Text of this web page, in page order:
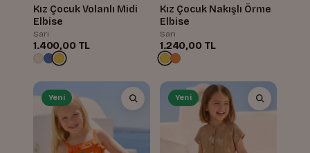
Kız Çocuk Volanlı Midi
Elbise
Sarı
1.400,00 TL
Kız Çocuk Nakışlı Örme
Elbise
Sarı
1.240,00 TL
Yeni Yeni